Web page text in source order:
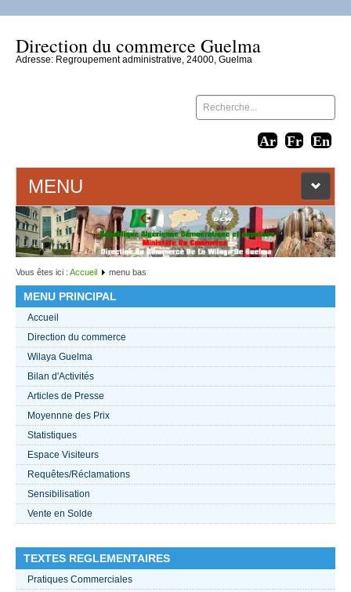
Direction du commerce Guelma
Adresse: Regroupement administrative, 24000, Guelma
MENU
ACCUEIL
LIENS WEB
CONTACT
TEXTES 2021
ACTUALITÉS 2021
????
Vous êtes ici : Accueil menu bas
MENU PRINCIPAL
Accueil
Direction du commerce
Wilaya Guelma
Bilan d'Activités
Articles de Presse
Moyennne des Prix
Statistiques
Espace Visiteurs
Requêtes/Réclamations
Sensibilisation
Vente en Solde
TEXTES REGLEMENTAIRES
Pratiques Commerciales